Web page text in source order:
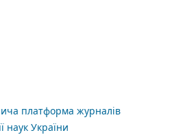
платформа журналів
наук України